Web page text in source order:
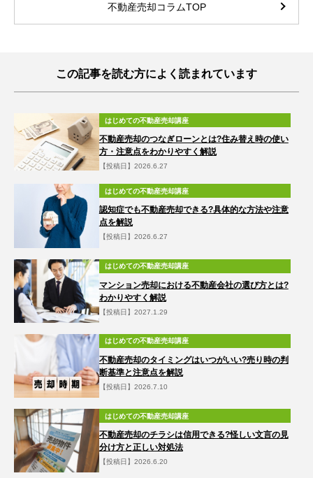
不動産売却コラムTOP
この記事を読む方によく読まれています
はじめての不動産売却講座
不動産売却のつなぎローンとは?住み替え時の使い
方・注意点をわかりやすく解説
【投稿日】2026.6.27
はじめての不動産売却講座
認知症でも不動産売却できる?具体的な方法や注意
点を解説
【投稿日】2026.6.27
はじめての不動産売却講座
マンション売却における不動産会社の選び方とは?
わかりやすく解説
【投稿日】2027.1.29
はじめての不動産売却講座
不動産売却のタイミングはいつがいい?売り時の判
断基準と注意点を解説
【投稿日】2026.7.10
はじめての不動産売却講座
不動産売却のチラシは信用できる?怪しい文言の見
分け方と正しい対処法
【投稿日】2026.6.20